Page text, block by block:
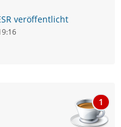
veröffentlicht
1